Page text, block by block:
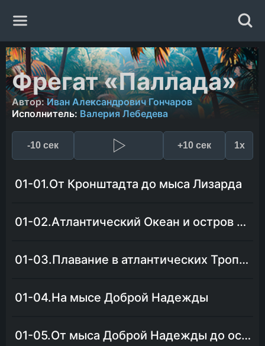
Главная
Жанры
Авторы
Исполнители
Фрегат «Паллада»
Автор:Иван Александрович Гончаров
Исполнитель: Валерия Лебедева
-10 сек +10 сек 1x
01-01.От Кронштадта до мыса Лизарда
01-02.Атлантический Океан и остров Мадера
01-03.Плавание в атлантических Тропиках
01-04.На мысе Доброй Надежды
01-05.От мыса Доброй Надежды до острова Явы